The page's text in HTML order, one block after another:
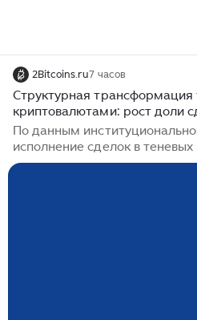
2Bitcoins.ru7 часов
Структурная трансформация
криптовалютами: рост доли
По данным
исполнение сделок в
околонулевого уровня до